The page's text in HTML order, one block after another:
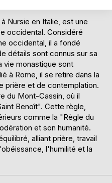
Nursie en Italie, est une
occidental. Considéré
occidental, il a fondé
détails sont connus sur sa
vie monastique sont
à Rome, il se retire dans la
prière et de contemplation.
du Mont-Cassin, où il
Benoît". Cette règle,
comme la "Règle du
et son humanité.
alliant prière, travail
l'humilité et la